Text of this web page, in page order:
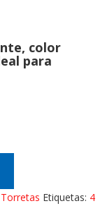
color
para
Torretas Etiquetas: 4